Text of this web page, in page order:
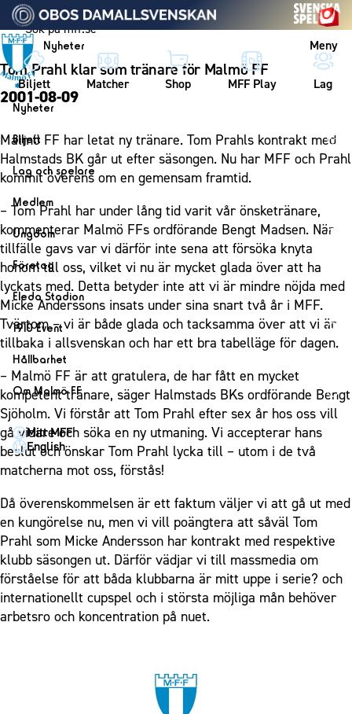
Vidare till innehållet
Nyheter Meny
Biljett Matcher Shop MFF Play Lag
Nyheter
Nyheter
Kalender
Biljett
Biljett
Årskort dam
Mitt MFF
Biljetter till bortamatcher
Biljettvillkor
Lag och spelare
Lag
Herrlaget
Spelare
Ledarstab
Damlaget
Spelare
Ledarstab
Medlem
Medlemskap i Malmö FF
Årsmöte 2026
Ungdom
MFF Ungdom
Sommarfotboll
Skånecupen
Fotbollsskolan
Fotbollsnätverket
P19
F19
P17
F17
Företag
Bli företagspartner
Nätverket
Klubbstolar
Partner dam
Eleda Stadion
Eleda Stadion
Erics Bar & Restaurang
Matchdag på Eleda Stadion
MFF-museet & rundvandringar
1910 Event
1910 Event
Fest & Event
Konferens
Möte
Mässa
Sommarfest
Julshow
Inspiration
Vanliga frågor om 1910 Event
Hållbarhet
Hållbarhet
Himmelsblå framtid – en match för miljön
MFF i samhället
Laget för alla
Himmelsblå Tillsammans
Karriärakademin
Grundskolefotboll mot rasismer
Skolakademier
Fonder
Om Malmö FF
Om Malmö FF
Kontakt
Press och media
Historik – damlaget
Närstående organisationer
Policydokument
Personuppgiftspolicy
Mitt MFF
English
Tom Prahl klar som tränare för Malmö FF
2001-08-09
Malmö FF har letat ny tränare. Tom Prahls kontrakt med
Halmstads BK går ut efter säsongen. Nu har MFF och Prahl
kommit överens om en gemensam framtid.
– Tom Prahl har under lång tid varit vår önsketränare,
kommenterar Malmö FFs ordförande Bengt Madsen. När
tillfälle gavs var vi därför inte sena att försöka knyta
honom till oss, vilket vi nu är mycket glada över att ha
lyckats med. Detta betyder inte att vi är mindre nöjda med
Micke Anderssons insats under sina snart två år i MFF.
Tvärtom – vi är både glada och tacksamma över att vi är
tillbaka i allsvenskan och har ett bra tabelläge för dagen.
– Malmö FF är att gratulera, de har fått en mycket
kompetent tränare, säger Halmstads BKs ordförande Bengt
Sjöholm. Vi förstår att Tom Prahl efter sex år hos oss vill
gå vidare och söka en ny utmaning. Vi accepterar hans
beslut och önskar Tom Prahl lycka till – utom i de två
matcherna mot oss, förstås!
Då överenskommelsen är ett faktum väljer vi att gå ut med
en kungörelse nu, men vi vill poängtera att såväl Tom
Prahl som Micke Andersson har kontrakt med respektive
klubb säsongen ut. Därför vädjar vi till massmedia om
förståelse för att båda klubbarna är mitt uppe i serie? och
internationellt cupspel och i största möjliga mån behöver
arbetsro och koncentration på nuet.